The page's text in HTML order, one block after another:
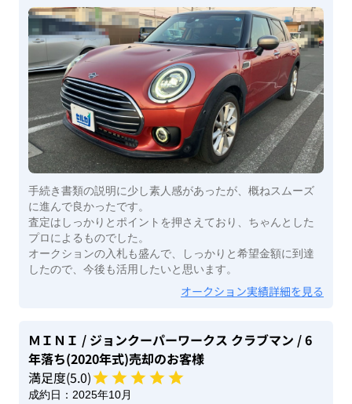
手続き書類の説明に少し素人感があったが、概ねスムーズ
に進んで良かったです。
査定はしっかりとポイントを押さえており、ちゃんとした
プロによるものでした。
オークションの入札も盛んで、しっかりと希望金額に到達
したので、今後も活用したいと思います。
オークション実績詳細を見る
ＭＩＮＩ / ジョンクーパーワークス クラブマン / 6
年落ち(2020年式)売却のお客様
満足度(5.0)
成約日： 2025年10月